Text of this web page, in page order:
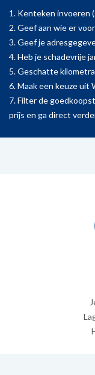
1. Kenteken invoeren
2. Geef aan wie er
3. Geef je
4. Heb je schadevrije
5. Geschatte
6. Maak een keuze uit
7. Filter de
prijs en ga direct